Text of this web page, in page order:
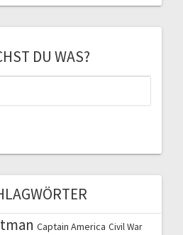
DU WAS?
Captain America Civil War